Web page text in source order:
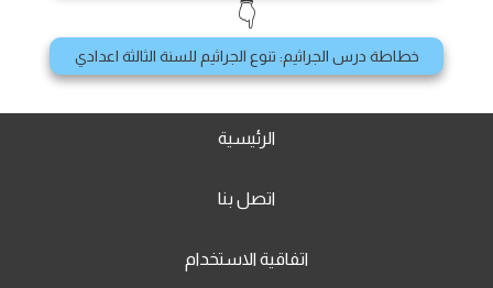
👇
خطاطة درس الجراثيم: تنوع الجراثيم للسنة الثالثة اعدادي
الرئيسية
اتصل بنا
اتفاقية الاستخدام